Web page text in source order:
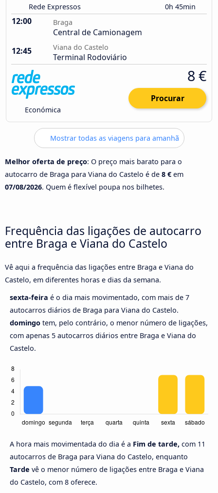
Rede Expressos 0h 45min
12:00 Braga
Central de Camionagem
12:45
Viana do Castelo
Terminal Rodoviário
Económica
8 €
Procurar
Mostrar todas as viagens para amanhã
Melhor oferta de preço: O preço mais barato para o
autocarro de Braga para Viana do Castelo é de 8 € em
07/08/2026. Quem é flexível poupa nos bilhetes.
Frequência das ligações de autocarro
entre Braga e Viana do Castelo
Vê aqui a frequência das ligações entre Braga e Viana do
Castelo, em diferentes horas e dias da semana.
sexta-feira é o dia mais movimentado, com mais de 7
autocarros diários de Braga para Viana do Castelo.
domingo tem, pelo contrário, o menor número de ligações,
com apenas 5 autocarros diários entre Braga e Viana do
Castelo.
A hora mais movimentada do dia é a Fim de tarde, com 11
autocarros de Braga para Viana do Castelo, enquanto
Tarde vê o menor número de ligações entre Braga e Viana
do Castelo, com 8 oferece.